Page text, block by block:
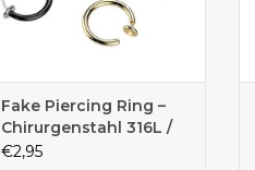
Fake Piercing Ring –
Chirurgenstahl 316L /
Titanium IP Over |
€2,95